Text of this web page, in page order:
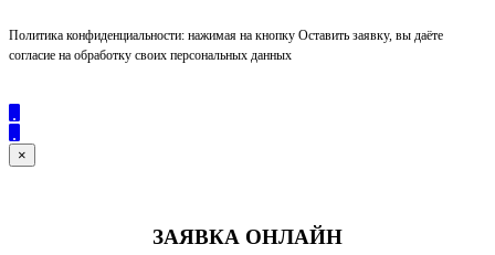
Политика конфиденциальности: нажимая на кнопку Оставить заявку, вы даёте
согласие на обработку своих персональных данных
×
ЗАЯВКА ОНЛАЙН